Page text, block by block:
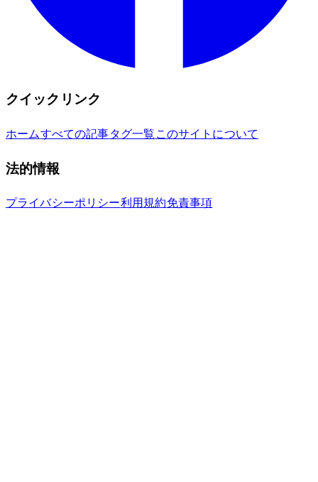
クイックリンク
ホームすべての記事タグ一覧 このサイトについて
法的情報
プライバシーポリシー利用規約免責事項